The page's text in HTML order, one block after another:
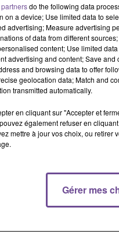
F).
F). Vos missions : accueil
Traitement des
avoir le sens de
do the following data
on a device; Use limited data to
advertising; Measure advertising
of data from different
content; Use limited
advertising and content; Save
and browsing data to offer
geolocation data; Match and
transmitted automatically.
en cliquant sur "Accepter et
également refuser en
mettre à jour vos choix, ou
Gérer mes